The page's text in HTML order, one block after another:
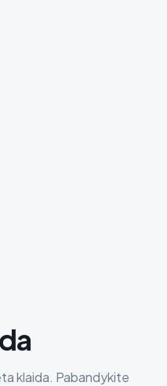
klaida. Pabandykite